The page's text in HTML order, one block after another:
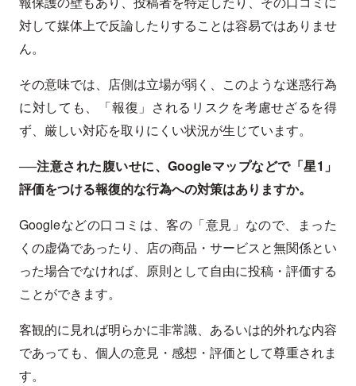
対して媒体上で反論したりすることは容易ではありませ
ん。
その意味では、店側は立場が弱く、このような迷惑行為
に対しても、「報復」されるリスクを考慮せざるを得
ず、厳しい対応を取りにくい状況が生じています。
──注意された腹いせに、Googleマップなどで「星1」
評価をつける報復的な行為への対策はありますか。
Googleなどの口コミは、客の「意見」なので、まった
くの虚偽であったり、店の商品・サービスと無関係とい
った場合でなければ、原則として自由に投稿・評価する
ことができます。
客観的に見れば明らかに非常識、あるいは的外れな内容
であっても、個人の意見・感想・評価として尊重されま
す。